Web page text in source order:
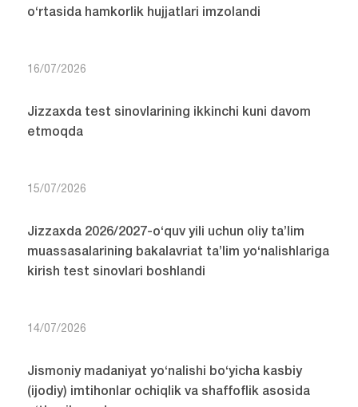
o‘rtasida hamkorlik hujjatlari imzolandi
16/07/2026
Jizzaxda test sinovlarining ikkinchi kuni davom
etmoqda
15/07/2026
Jizzaxda 2026/2027-o‘quv yili uchun oliy ta’lim
muassasalarining bakalavriat ta’lim yo‘nalishlariga
kirish test sinovlari boshlandi
14/07/2026
Jismoniy madaniyat yo‘nalishi bo‘yicha kasbiy
(ijodiy) imtihonlar ochiqlik va shaffoflik asosida